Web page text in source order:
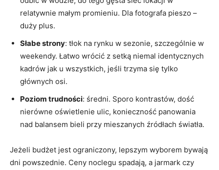
relatywnie małym promieniu. Dla fotografa pieszo –
duży plus.
Słabe strony: tłok na rynku w sezonie, szczególnie w
weekendy. Łatwo wrócić z setką niemal identycznych
kadrów jak u wszystkich, jeśli trzyma się tylko
głównych osi.
Poziom trudności: średni. Sporo kontrastów, dość
nierówne oświetlenie ulic, konieczność panowania
nad balansem bieli przy mieszanych źródłach światła.
Jeżeli budżet jest ograniczony, lepszym wyborem bywają
dni powszednie. Ceny noclegu spadają, a jarmark czy